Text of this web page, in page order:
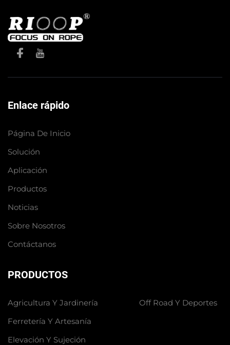
Enlace rápido
Página De Inicio
Solución
Aplicación
Productos
Noticias
Sobre Nosotros
Contáctanos
PRODUCTOS
Agricultura Y Jardinería
Ferretería Y Artesanía
Elevación Y Sujeción
Off Road Y Deportes